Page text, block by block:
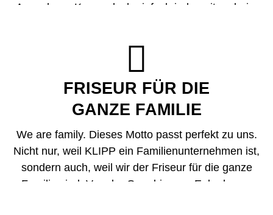
Ausnahme. Komm doch einfach jederzeit vorbei –

FRISEUR FÜR DIE
GANZE FAMILIE
We are family. Dieses Motto passt perfekt zu uns.
Nicht nur, weil KLIPP ein Familienunternehmen ist,
sondern auch, weil wir der Friseur für die ganze
Familie sind. Von der Oma bis zum Enkerl, vom